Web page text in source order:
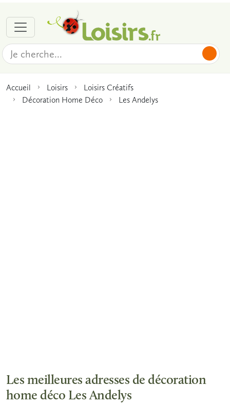
Accueil Loisirs
Loisirs Créatifs
Décoration Home Déco
Les Andelys
Les meilleures adresses de décoration
home déco Les Andelys